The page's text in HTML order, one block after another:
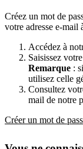
Créez un mot de
votre adresse e-mail
Accédez à
Saisissez
Remarque :
utilisez celle
Consultez
mail de notre
Créer un mot de